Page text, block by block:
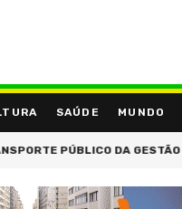
SAÚDE MUNDO
O RIO PARA O FUTURO